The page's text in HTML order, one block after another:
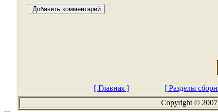
[ Главная ]
[ Разделы
Copyright ©